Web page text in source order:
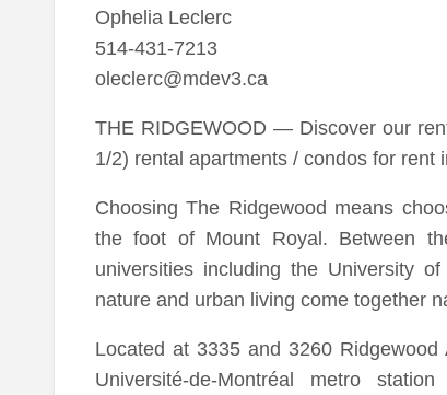
Ophelia Leclerc
514-431-7213
oleclerc@mdev3.ca
THE RIDGEWOOD — Discover our
1/2) rental apartments / condos for rent
Choosing The Ridgewood means
the foot of Mount Royal. Between
universities including the University
nature and urban living come together
Located at 3335 and 3260
Université-de-Montréal metro